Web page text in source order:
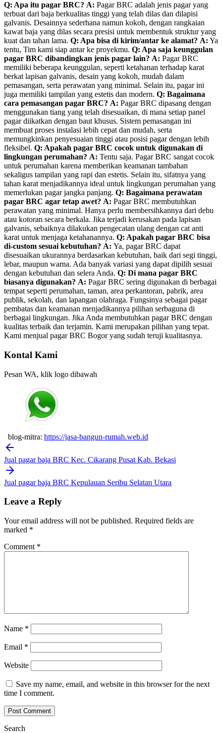
Q: Apa itu pagar BRC? A: Pagar BRC adalah jenis pagar yang
terbuat dari baja berkualitas tinggi yang telah dilas dan dilapisi
galvanis. Desainnya sederhana namun kokoh, dengan rangkaian
kawat baja yang dilas secara presisi untuk membentuk struktur yang
kuat dan tahan lama. Q: Apa bisa di kirim/antar ke alamat? A: Ya
tentu, Tim kami siap antar ke proyekmu. Q: Apa saja keunggulan
pagar BRC dibandingkan jenis pagar lain? A: Pagar BRC
memiliki beberapa keunggulan, seperti ketahanan terhadap karat
berkat lapisan galvanis, desain yang kokoh, mudah dalam
pemasangan, serta perawatan yang minimal. Selain itu, pagar ini
juga memiliki tampilan yang estetis dan modern. Q: Bagaimana
cara pemasangan pagar BRC? A: Pagar BRC dipasang dengan
menggunakan tiang yang telah disesuaikan, di mana setiap panel
pagar diikatkan dengan baut khusus. Sistem pemasangan ini
membuat proses instalasi lebih cepat dan mudah, serta
memungkinkan penyesuaian tinggi atau posisi pagar dengan lebih
fleksibel. Q: Apakah pagar BRC cocok untuk digunakan di
lingkungan perumahan? A: Tentu saja. Pagar BRC sangat cocok
untuk perumahan karena memberikan keamanan tambahan
sekaligus tampilan yang rapi dan estetis. Selain itu, sifatnya yang
tahan karat menjadikannya ideal untuk lingkungan perumahan yang
memerlukan pagar jangka panjang. Q: Bagaimana perawatan
pagar BRC agar tetap awet? A: Pagar BRC membutuhkan
perawatan yang minimal. Hanya perlu membersihkannya dari debu
atau kotoran secara berkala. Jika terjadi kerusakan pada lapisan
galvanis, sebaiknya dilakukan pengecatan ulang dengan cat anti
karat untuk menjaga ketahanannya. Q: Apakah pagar BRC bisa
di-custom sesuai kebutuhan? A: Ya, pagar BRC dapat
disesuaikan ukurannya berdasarkan kebutuhan, baik dari segi tinggi,
lebar, maupun warna. Ada banyak variasi yang dapat dipilih sesuai
dengan kebutuhan dan selera Anda. Q: Di mana pagar BRC
biasanya digunakan? A: Pagar BRC sering digunakan di berbagai
tempat seperti perumahan, taman, area perkantoran, pabrik, area
publik, sekolah, dan lapangan olahraga. Fungsinya sebagai pagar
pembatas dan keamanan menjadikannya pilihan serbaguna di
berbagai lingkungan. Jika Anda membutuhkan pagar BRC dengan
kualitas terbaik dan terjamin. Kami merupakan pilihan yang tepat.
Kami menjual pagar BRC Bogor yang sudah teruji kualitasnya.
Kontal Kami
Pesan WA, klik logo dibawah
blog-mitra: https://jasa-bangun-rumah.web.id
Post
navigation
Jual pagar baja BRC Kec. Cikarang Pusat Kab. Bekasi
Jual pagar baja BRC Kepulauan Seribu Selatan Utara
Leave a Reply
Your email address will not be published. Required fields are
marked *
Comment *
Name *
Email *
Website
Save my name, email, and website in this browser for the next
time I comment.
Search